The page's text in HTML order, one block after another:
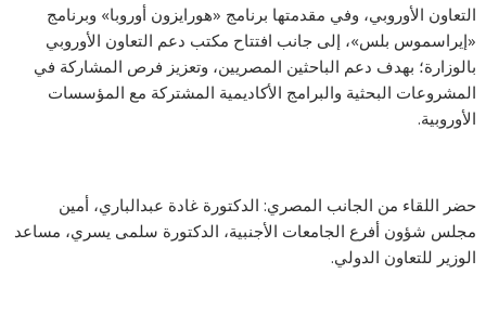
التعاون الأوروبي، وفي مقدمتها برنامج «هورايزون أوروبا» وبرنامج
«إيراسموس بلس»، إلى جانب افتتاح مكتب دعم التعاون الأوروبي
بالوزارة؛ بهدف دعم الباحثين المصريين، وتعزيز فرص المشاركة في
المشروعات البحثية والبرامج الأكاديمية المشتركة مع المؤسسات
الأوروبية.
حضر اللقاء من الجانب المصري: الدكتورة غادة عبدالباري، أمين
مجلس شؤون أفرع الجامعات الأجنبية، الدكتورة سلمى يسري، مساعد
الوزير للتعاون الدولي.